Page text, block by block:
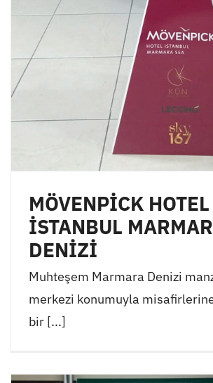
MÖVENPİCK HOTEL
İSTANBUL
DENİZİ
Muhteşem Marmara Denizi
merkezi konumuyla
bir [...]